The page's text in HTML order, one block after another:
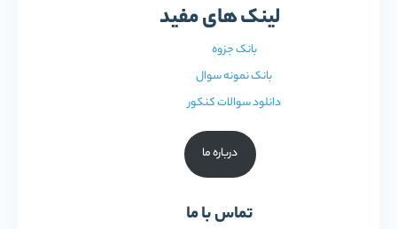
لینک های مفید
بانک جزوه
بانک نمونه سوال
دانلود سوالات کنکور
درباره ما
تماس با ما